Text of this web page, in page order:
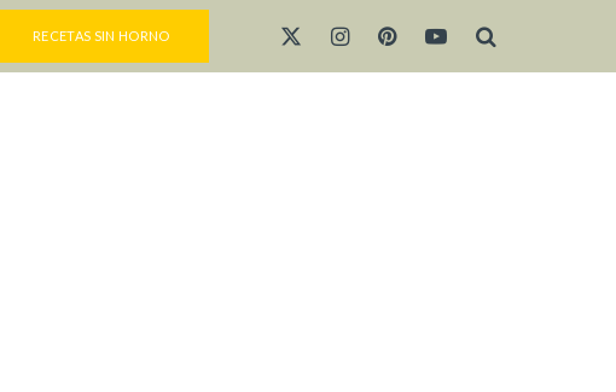
RECETAS SIN HORNO